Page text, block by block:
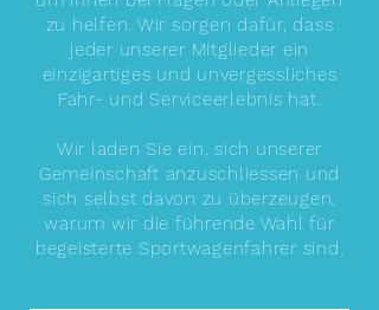
zu helfen. Wir sorgen dafür, dass
jeder unserer Mitglieder ein
einzigartiges und unvergessliches
Fahr- und Serviceerlebnis hat.
Wir laden Sie ein, sich unserer
Gemeinschaft anzuschliessen und
sich selbst davon zu überzeugen,
warum wir die führende Wahl für
begeisterte Sportwagenfahrer sind.